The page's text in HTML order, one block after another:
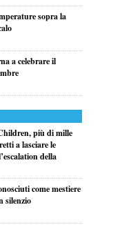
sopra la
a celebrare il
più di mille
a lasciare le
della
come mestiere
silenzio